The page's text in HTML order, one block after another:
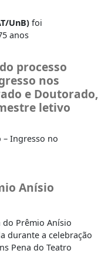
UnB) foi
anos
processo
nos
e Doutorado,
letivo
– Ingresso no
Anísio
Prêmio Anísio
durante a celebração
Pena do Teatro